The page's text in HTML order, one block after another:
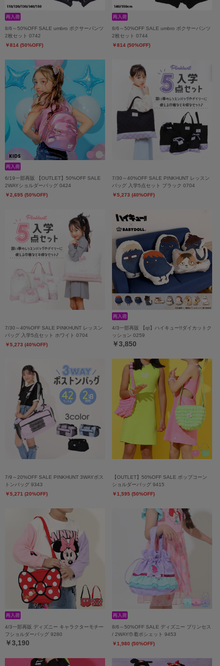
8/6～50%OFF SALE umbro ボクサーパンツ
2枚セット 0742
￥814 (50%OFF)
8/6～50%OFF SALE umbro ボクサーパンツ
2枚セット 0744
￥814 (50%OFF)
6/19一部再販 【OUTLET】50%OFF SALE
2WAYショルダーバッグ 0424
￥2,695 (50%OFF)
7/30～40%OFF SALE PINKHUNT レッスン
バッグ 入学5点セット ブラック 0704
￥5,273 (40%OFF)
7/30～40%OFF SALE PINKHUNT レッスン
バッグ 入学5点セット ホワイト 0704
￥5,273 (40%OFF)
4/3一部再販 【qt】ハイキュー!!ダイカットク
ッション 0259
￥3,850
7/9～20%OFF SALE PINKHUNT 3WAYボス
トンバッグ 9343
￥5,271 (20%OFF)
【OUTLET】50%OFF SALE ポップコーン
ショルダーバッグ 9415
￥1,595 (50%OFF)
4/3一部再販 ディズニー キャラクターモチー
フショルダーバッグ 9280
￥3,190
8/6～50%OFF SALE ディズニー プリンセス
/ 2WAY巾着ポシェット 9453
￥1,980 (50%OFF)